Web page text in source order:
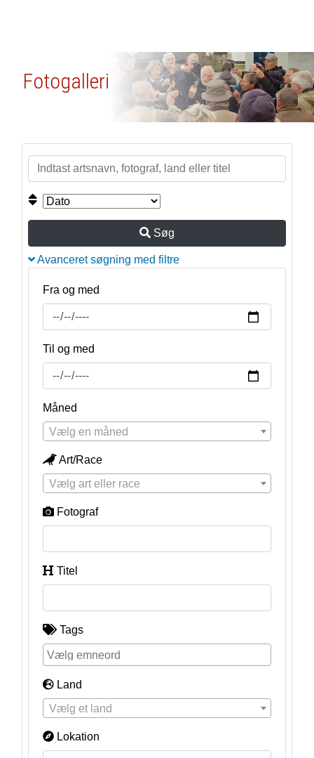
Fotogalleri
Søg
Avanceret søgning med filtre
Fra og med
Til og med
Måned
Vælg en måned
Art/Race
Vælg art eller race
Fotograf
Titel
Tags
Land
Vælg et land
Lokation